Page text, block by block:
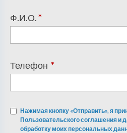
Ф.И.О.*
Телефон *
Нажимая кнопку «Отправить», я
Пользовательского соглашения и
обработку моих персональных